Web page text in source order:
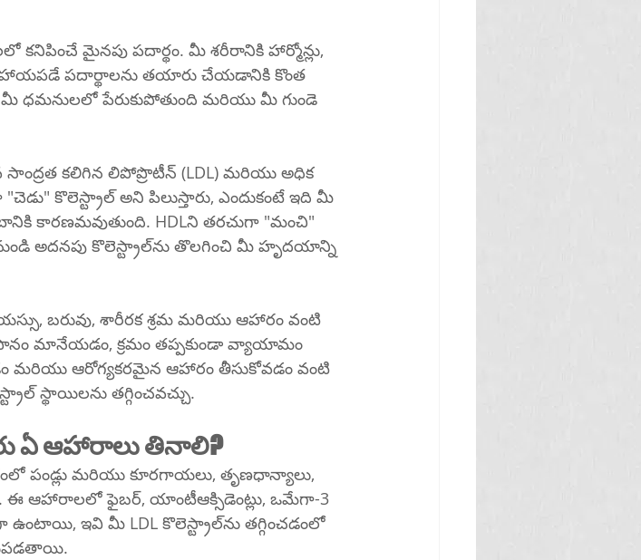
మైనపు పదార్థం. మీ శరీరానికి హార్మోన్లు,
పదార్థాలను తయారు చేయడానికి కొంత
ధమనులలో పేరుకుపోతుంది మరియు మీ గుండె
కొలెస్ట్రాల్ అని పిలుస్తారు, ఎందుకంటే ఇది మీ
కారణమవుతుంది. HDLని తరచుగా "మంచి"
తొలగించి మీ హృదయాన్ని
బరువు, శారీరక శ్రమ మరియు ఆహారం వంటి
మానేయడం, క్రమం తప్పకుండా వ్యాయామం
మరియు ఆరోగ్యకరమైన ఆహారం తీసుకోవడం వంటి
స్థాయిలను తగ్గించవచ్చు.
మీరు ఏ ఆహారాలు తినాలి?
ఈ ఆహారాలలో ఫైబర్, యాంటీఆక్సిడెంట్లు, ఒమేగా-3
మీ LDL కొలెస్ట్రాల్‌ను తగ్గించడంలో
సహాయపడతాయి.